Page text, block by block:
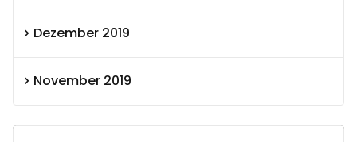
Dezember 2019
November 2019